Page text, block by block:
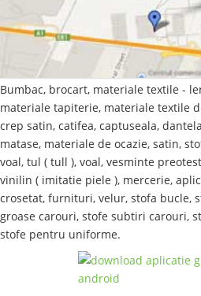
Bumbac, brocart, materiale textile -
materiale tapiterie, materiale textile
crep satin, catifea, captuseala,
matase, materiale de ocazie, satin,
voal, tul ( tull ), voal, vesminte
vinilin ( imitatie piele ), mercerie,
crosetat, furnituri, velur, stofa bucle,
groase carouri, stofe subtiri carouri,
stofe pentru uniforme.